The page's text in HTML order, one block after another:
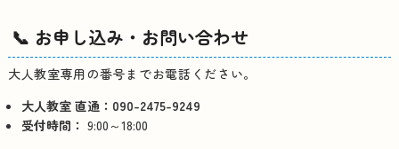
📞 お申し込み・お問い合わせ
大人教室専用の番号までお電話ください。
大人教室 直通：090-2475-9249
受付時間： 9:00～18:00